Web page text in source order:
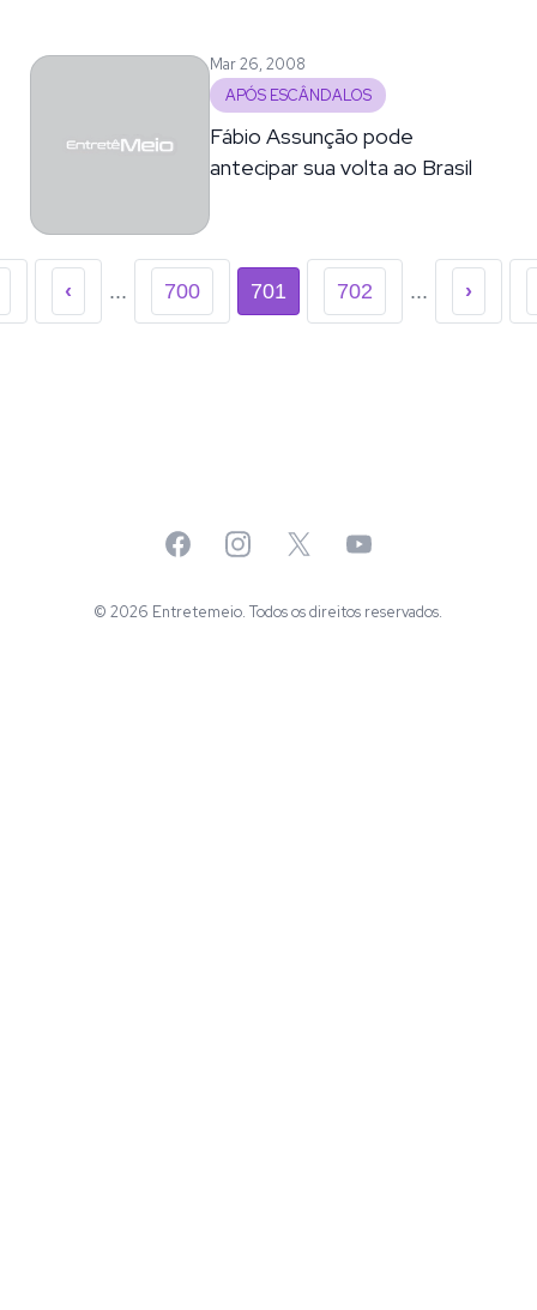
Mar 26, 2008
APÓS ESCÂNDALOS
Fábio Assunção pode
antecipar sua volta ao Brasil
‹ ... 700 701 702 ... ›
FacebookInstagram
X YouTube
© 2026 Entretemeio. Todos os direitos reservados.